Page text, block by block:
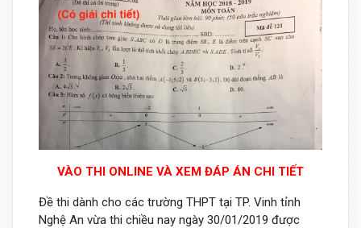
VÀO THI ONLINE VÀ XEM ĐÁP ÁN CHI TIẾT
Đề thi dành cho các trường THPT tại TP. Vinh tỉnh
Nghệ An vừa thi chiều nay ngày 30/01/2019 được